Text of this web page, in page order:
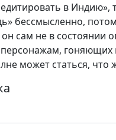
в
бессмысленно,
сам не в состоянии
гоняющих
может статься,